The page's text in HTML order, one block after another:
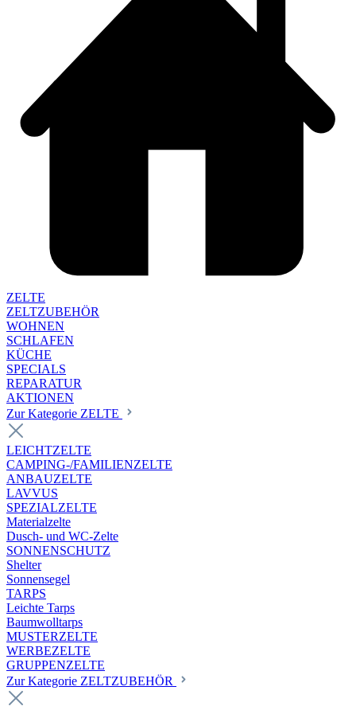
ZELTE
ZELTZUBEHÖR
WOHNEN
SCHLAFEN
KÜCHE
SPECIALS
REPARATUR
AKTIONEN
Zur Kategorie ZELTE
LEICHTZELTE
CAMPING-/FAMILIENZELTE
ANBAUZELTE
LAVVUS
SPEZIALZELTE
Materialzelte
Dusch- und WC-Zelte
SONNENSCHUTZ
Shelter
Sonnensegel
TARPS
Leichte Tarps
Baumwolltarps
MUSTERZELTE
WERBEZELTE
GRUPPENZELTE
Zur Kategorie ZELTZUBEHÖR